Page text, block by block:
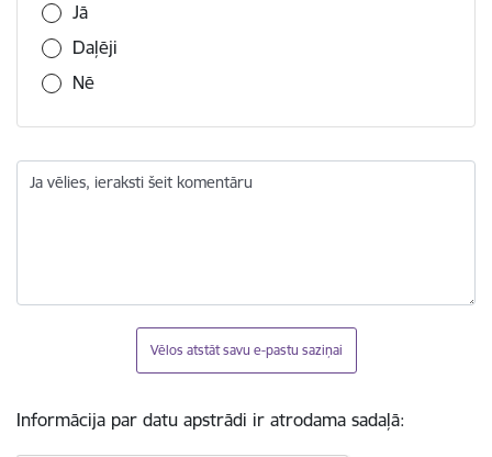
Jā
Daļēji
Nē
Ja vēlies, ieraksti šeit komentāru
Vēlos atstāt savu e-pastu saziņai
Informācija par datu apstrādi ir atrodama sadaļā: